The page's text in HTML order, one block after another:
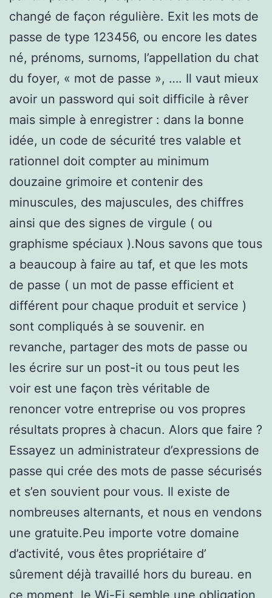
changé de façon régulière. Exit les mots de
passe de type 123456, ou encore les dates
né, prénoms, surnoms, l’appellation du chat
du foyer, « mot de passe », …. Il vaut mieux
avoir un password qui soit difficile à rêver
mais simple à enregistrer : dans la bonne
idée, un code de sécurité tres valable et
rationnel doit compter au minimum
douzaine grimoire et contenir des
minuscules, des majuscules, des chiffres
ainsi que des signes de virgule ( ou
graphisme spéciaux ).Nous savons que tous
a beaucoup à faire au taf, et que les mots
de passe ( un mot de passe efficient et
différent pour chaque produit et service )
sont compliqués à se souvenir. en
revanche, partager des mots de passe ou
les écrire sur un post-it ou tous peut les
voir est une façon très véritable de
renoncer votre entreprise ou vos propres
résultats propres à chacun. Alors que faire ?
Essayez un administrateur d’expressions de
passe qui crée des mots de passe sécurisés
et s’en souvient pour vous. Il existe de
nombreuses alternants, et nous en vendons
une gratuite.Peu importe votre domaine
d’activité, vous êtes propriétaire d’
sûrement déjà travaillé hors du bureau. en
ce moment, le Wi-Fi semble une obligation